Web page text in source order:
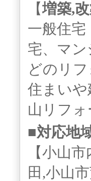
【増築,
一般住
宅、マ
どのリ
住まい
山リフ
■対応地
【小山
田,小山